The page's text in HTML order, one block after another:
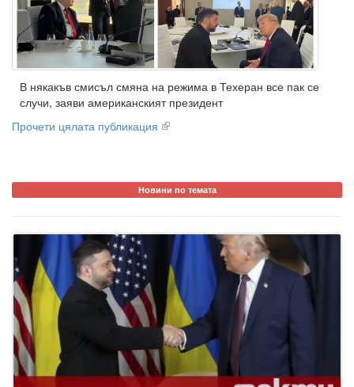
В някакъв смисъл смяна на режима в Техеран все пак се
случи, заяви американският президент
Прочети цялата публикация
Новини по темата